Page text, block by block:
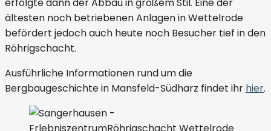
ältesten noch betriebenen Anlagen in Wettelrode
befördert jedoch auch heute noch Besucher tief in den
Röhrigschacht.
Ausführliche Informationen rund um die
Bergbaugeschichte in Mansfeld-Südharz findet ihr hier.